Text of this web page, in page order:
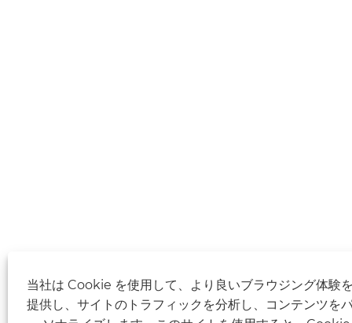
当社は Cookie を使用して、より良いブラウジング体験
提供し、サイトのトラフィックを分析し、コンテンツを